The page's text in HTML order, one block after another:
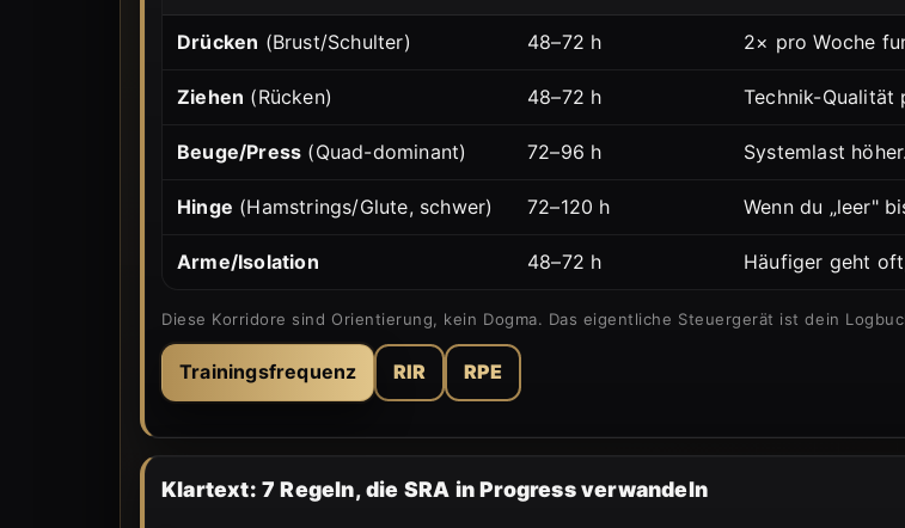
Drücken (Brust/Schulter) 48–72 h 2× pro Woche
Ziehen (Rücken) 48–72 h Technik-Qualität
Beuge/Press (Quad-dominant) 72–96 h Systemlast
Hinge (Hamstrings/Glute, schwer) 72–120 h Wenn du „leer"
Arme/Isolation 48–72 h Häufiger geht
Diese Korridore sind Orientierung, kein Dogma. Das eigentliche Steuergerät ist dein
Trainingsfrequenz RIR RPE
Klartext: 7 Regeln, die SRA in Progress verwandeln